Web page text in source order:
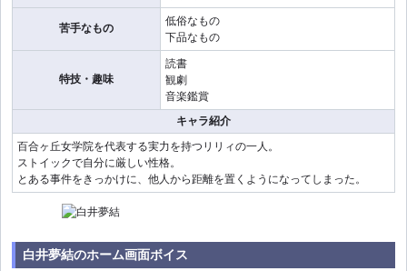
苦手なもの
低俗なもの
下品なもの
特技・趣味
読書
観劇
音楽鑑賞
キャラ紹介
百合ヶ丘女学院を代表する実力を持つリリィの一人。
ストイックで自分に厳しい性格。
とある事件をきっかけに、他人から距離を置くようになってしまった。
白井夢結のホーム画面ボイス